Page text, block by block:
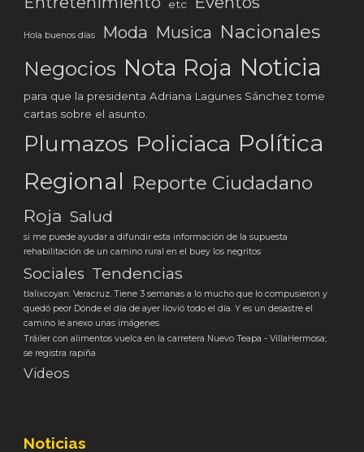
etc
Hola buenos días Moda Musica Nacionales
Negocios Nota Roja Noticia
para que la presidenta Adriana Lagunes Sánchez tome
cartas sobre el asunto.
Plumazos Policiaca Política
Regional Reporte Ciudadano
Roja Salud
si me puede ayudar a difundir esta información de la supuesta
rehabilitación de un camino rural en el buey los negritos
Sociales Tendencias
tlalixcoyan. Veracruz. Tiene 3 semanas a lo mucho que lo compusieron y
quedó peor Dónde el día de ayer llovió todo el día. Y es un desastre el
camino le anexo unas imágenes
Tráiler con alimentos vuelca en la carretera Nuevo Teapa - VillaHermosa;
se registra rapiña
Videos
Noticias